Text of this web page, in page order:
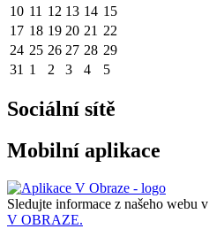
10 11 12 13 14 15
17 18 19 20 21 22
24 25 26 27 28 29
31 1 2 3 4 5
Sociální sítě
Mobilní aplikace
Sledujte informace z našeho webu v
V OBRAZE.